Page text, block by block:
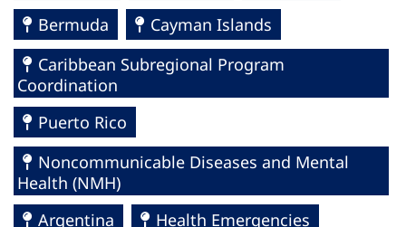
Bermuda
Cayman Islands
Caribbean Subregional Program
Coordination
Puerto Rico
Noncommunicable Diseases and Mental
Health (NMH)
Argentina
Health Emergencies